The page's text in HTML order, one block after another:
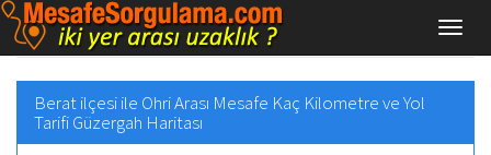
Berat ilçesi ile Ohri Arası Mesafe Kaç Kilometre ve Yol
Tarifi Güzergah Haritası